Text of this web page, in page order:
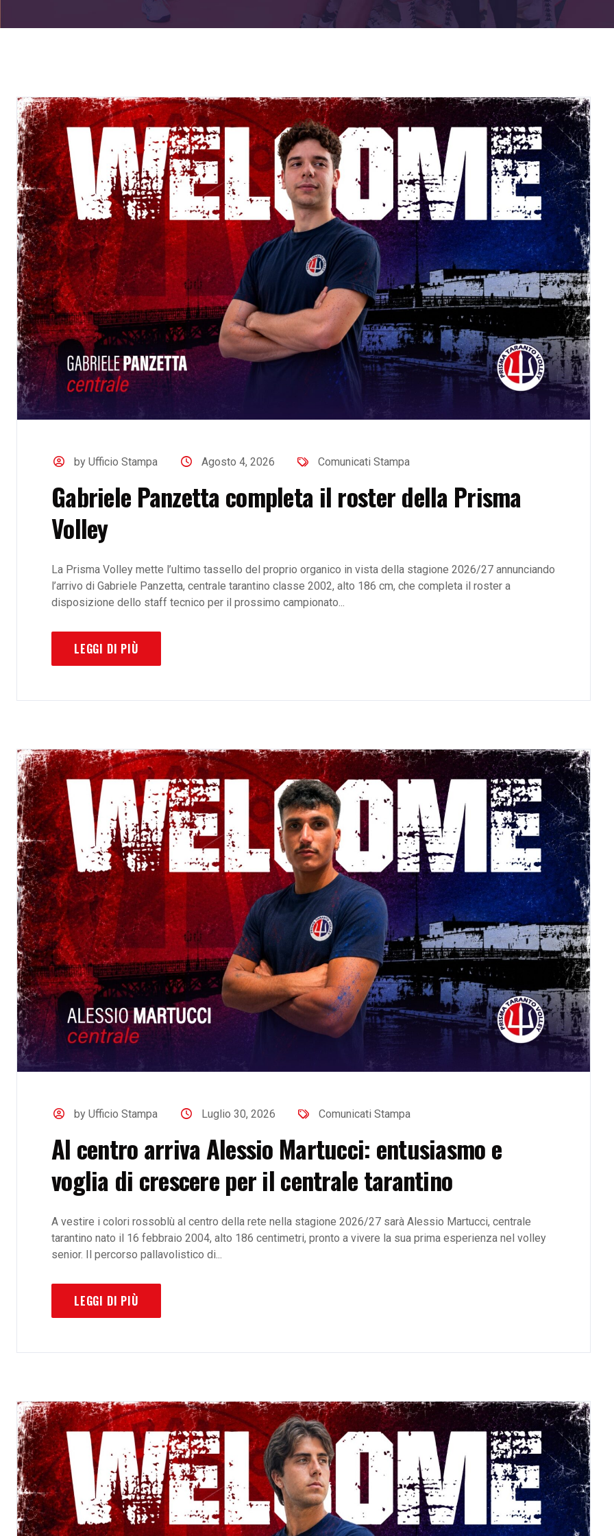
by Ufficio Stampa Agosto 4, 2026 Comunicati Stampa
Gabriele Panzetta completa il roster della Prisma
Volley
La Prisma Volley mette l’ultimo tassello del proprio organico in vista della stagione 2026/27 annunciando
l’arrivo di Gabriele Panzetta, centrale tarantino classe 2002, alto 186 cm, che completa il roster a
disposizione dello staff tecnico per il prossimo campionato...
LEGGI DI PIÙ
by Ufficio Stampa Luglio 30, 2026 Comunicati Stampa
Al centro arriva Alessio Martucci: entusiasmo e
voglia di crescere per il centrale tarantino
A vestire i colori rossoblù al centro della rete nella stagione 2026/27 sarà Alessio Martucci, centrale
tarantino nato il 16 febbraio 2004, alto 186 centimetri, pronto a vivere la sua prima esperienza nel volley
senior. Il percorso pallavolistico di...
LEGGI DI PIÙ